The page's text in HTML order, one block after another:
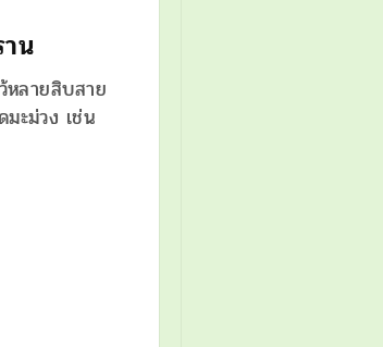
น
หลายสิบสาย
ะม่วง เช่น